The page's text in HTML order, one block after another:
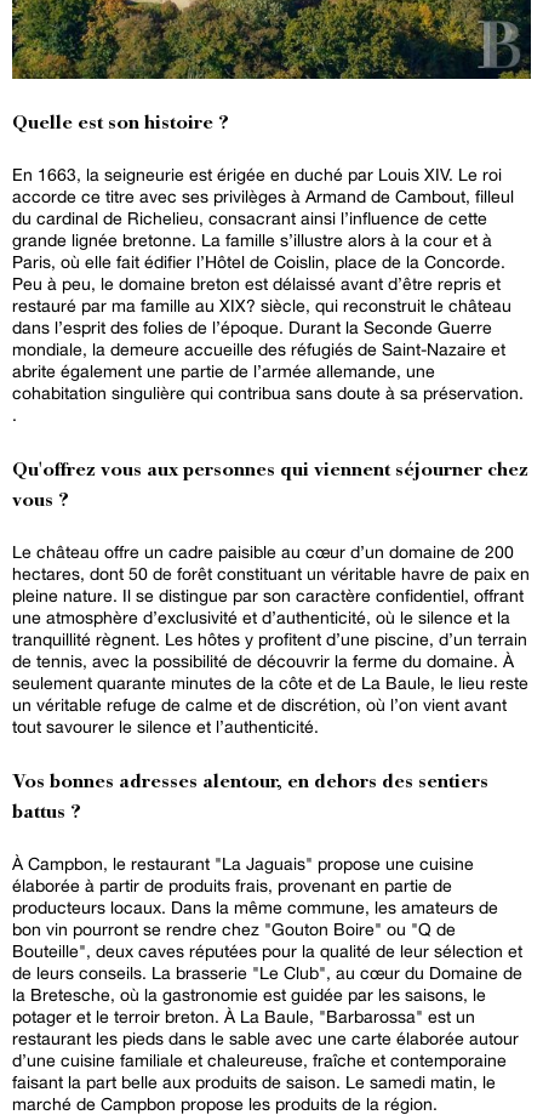
Quelle est son histoire ?
En 1663, la seigneurie est érigée en duché par Louis XIV. Le roi
accorde ce titre avec ses privilèges à Armand de Cambout, filleul
du cardinal de Richelieu, consacrant ainsi l’influence de cette
grande lignée bretonne. La famille s’illustre alors à la cour et à
Paris, où elle fait édifier l’Hôtel de Coislin, place de la Concorde.
Peu à peu, le domaine breton est délaissé avant d’être repris et
restauré par ma famille au XIX? siècle, qui reconstruit le château
dans l’esprit des folies de l’époque. Durant la Seconde Guerre
mondiale, la demeure accueille des réfugiés de Saint-Nazaire et
abrite également une partie de l’armée allemande, une
cohabitation singulière qui contribua sans doute à sa préservation.
.
Qu'offrez vous aux personnes qui viennent séjourner chez
vous ?
Le château offre un cadre paisible au cœur d’un domaine de 200
hectares, dont 50 de forêt constituant un véritable havre de paix en
pleine nature. Il se distingue par son caractère confidentiel, offrant
une atmosphère d’exclusivité et d’authenticité, où le silence et la
tranquillité règnent. Les hôtes y profitent d’une piscine, d’un terrain
de tennis, avec la possibilité de découvrir la ferme du domaine. À
seulement quarante minutes de la côte et de La Baule, le lieu reste
un véritable refuge de calme et de discrétion, où l’on vient avant
tout savourer le silence et l’authenticité.
Vos bonnes adresses alentour, en dehors des sentiers
battus ?
À Campbon, le restaurant "La Jaguais" propose une cuisine
élaborée à partir de produits frais, provenant en partie de
producteurs locaux. Dans la même commune, les amateurs de
bon vin pourront se rendre chez "Gouton Boire" ou "Q de
Bouteille", deux caves réputées pour la qualité de leur sélection et
de leurs conseils. La brasserie "Le Club", au cœur du Domaine de
la Bretesche, où la gastronomie est guidée par les saisons, le
potager et le terroir breton. À La Baule, "Barbarossa" est un
restaurant les pieds dans le sable avec une carte élaborée autour
d’une cuisine familiale et chaleureuse, fraîche et contemporaine
faisant la part belle aux produits de saison. Le samedi matin, le
marché de Campbon propose les produits de la région.